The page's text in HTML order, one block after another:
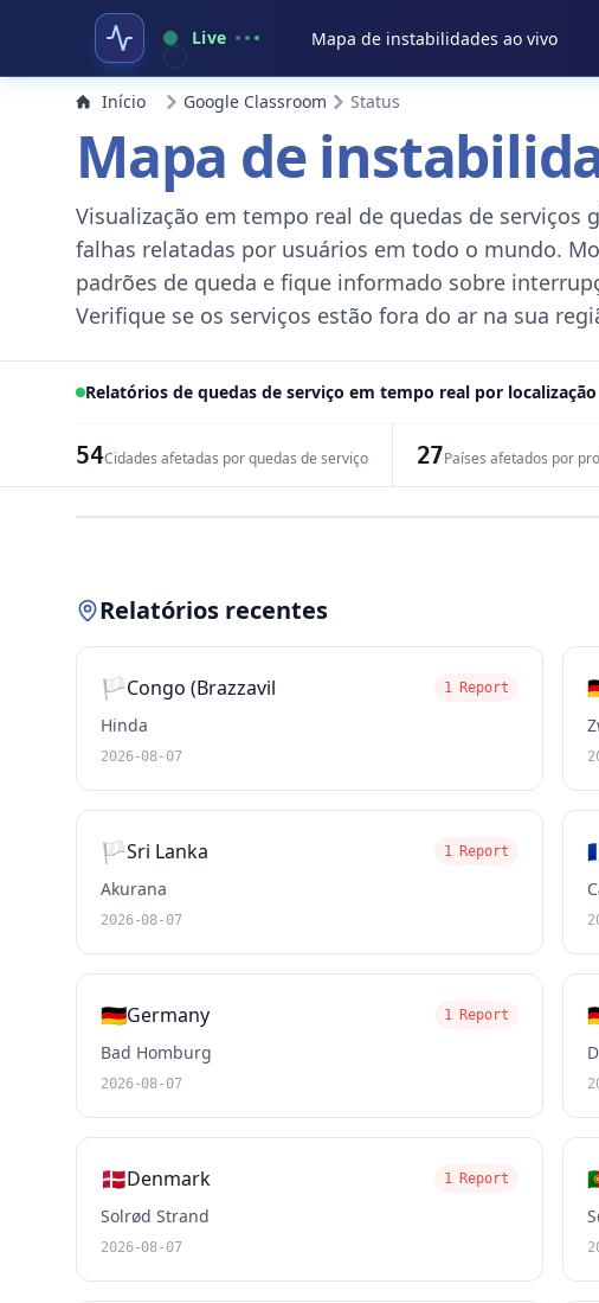
Live Mapa de instabilidades ao vivo
Início Google Classroom Status
Mapa de
Visualização em tempo real de quedas de
falhas relatadas por usuários em todo o mundo.
padrões de queda e fique informado sobre
Verifique se os serviços estão fora do ar na sua
Relatórios de quedas de serviço em tempo real por localização
54Cidades afetadas por quedas de serviço 27Países afetados por
Relatórios recentes
🏳️Congo (Brazzavil 1 Report
Hinda
2026-08-07
🏳️Sri Lanka 1 Report
Akurana
2026-08-07
🇩🇪Germany 1 Report
Bad Homburg
2026-08-07
🇩🇰Denmark 1 Report
Solrød Strand
2026-08-07